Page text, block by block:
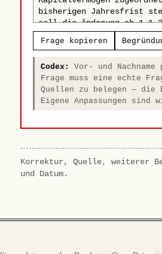
Frage kopieren
Codex:
Vor- und
Frage muss eine echte
Quellen zu belegen — die
Eigene Anpassungen sind
Korrektur, Quelle, weiterer
und Datum.